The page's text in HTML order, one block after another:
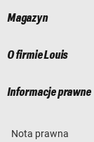
Magazyn
O firmie Louis
Informacje prawne
Nota prawna